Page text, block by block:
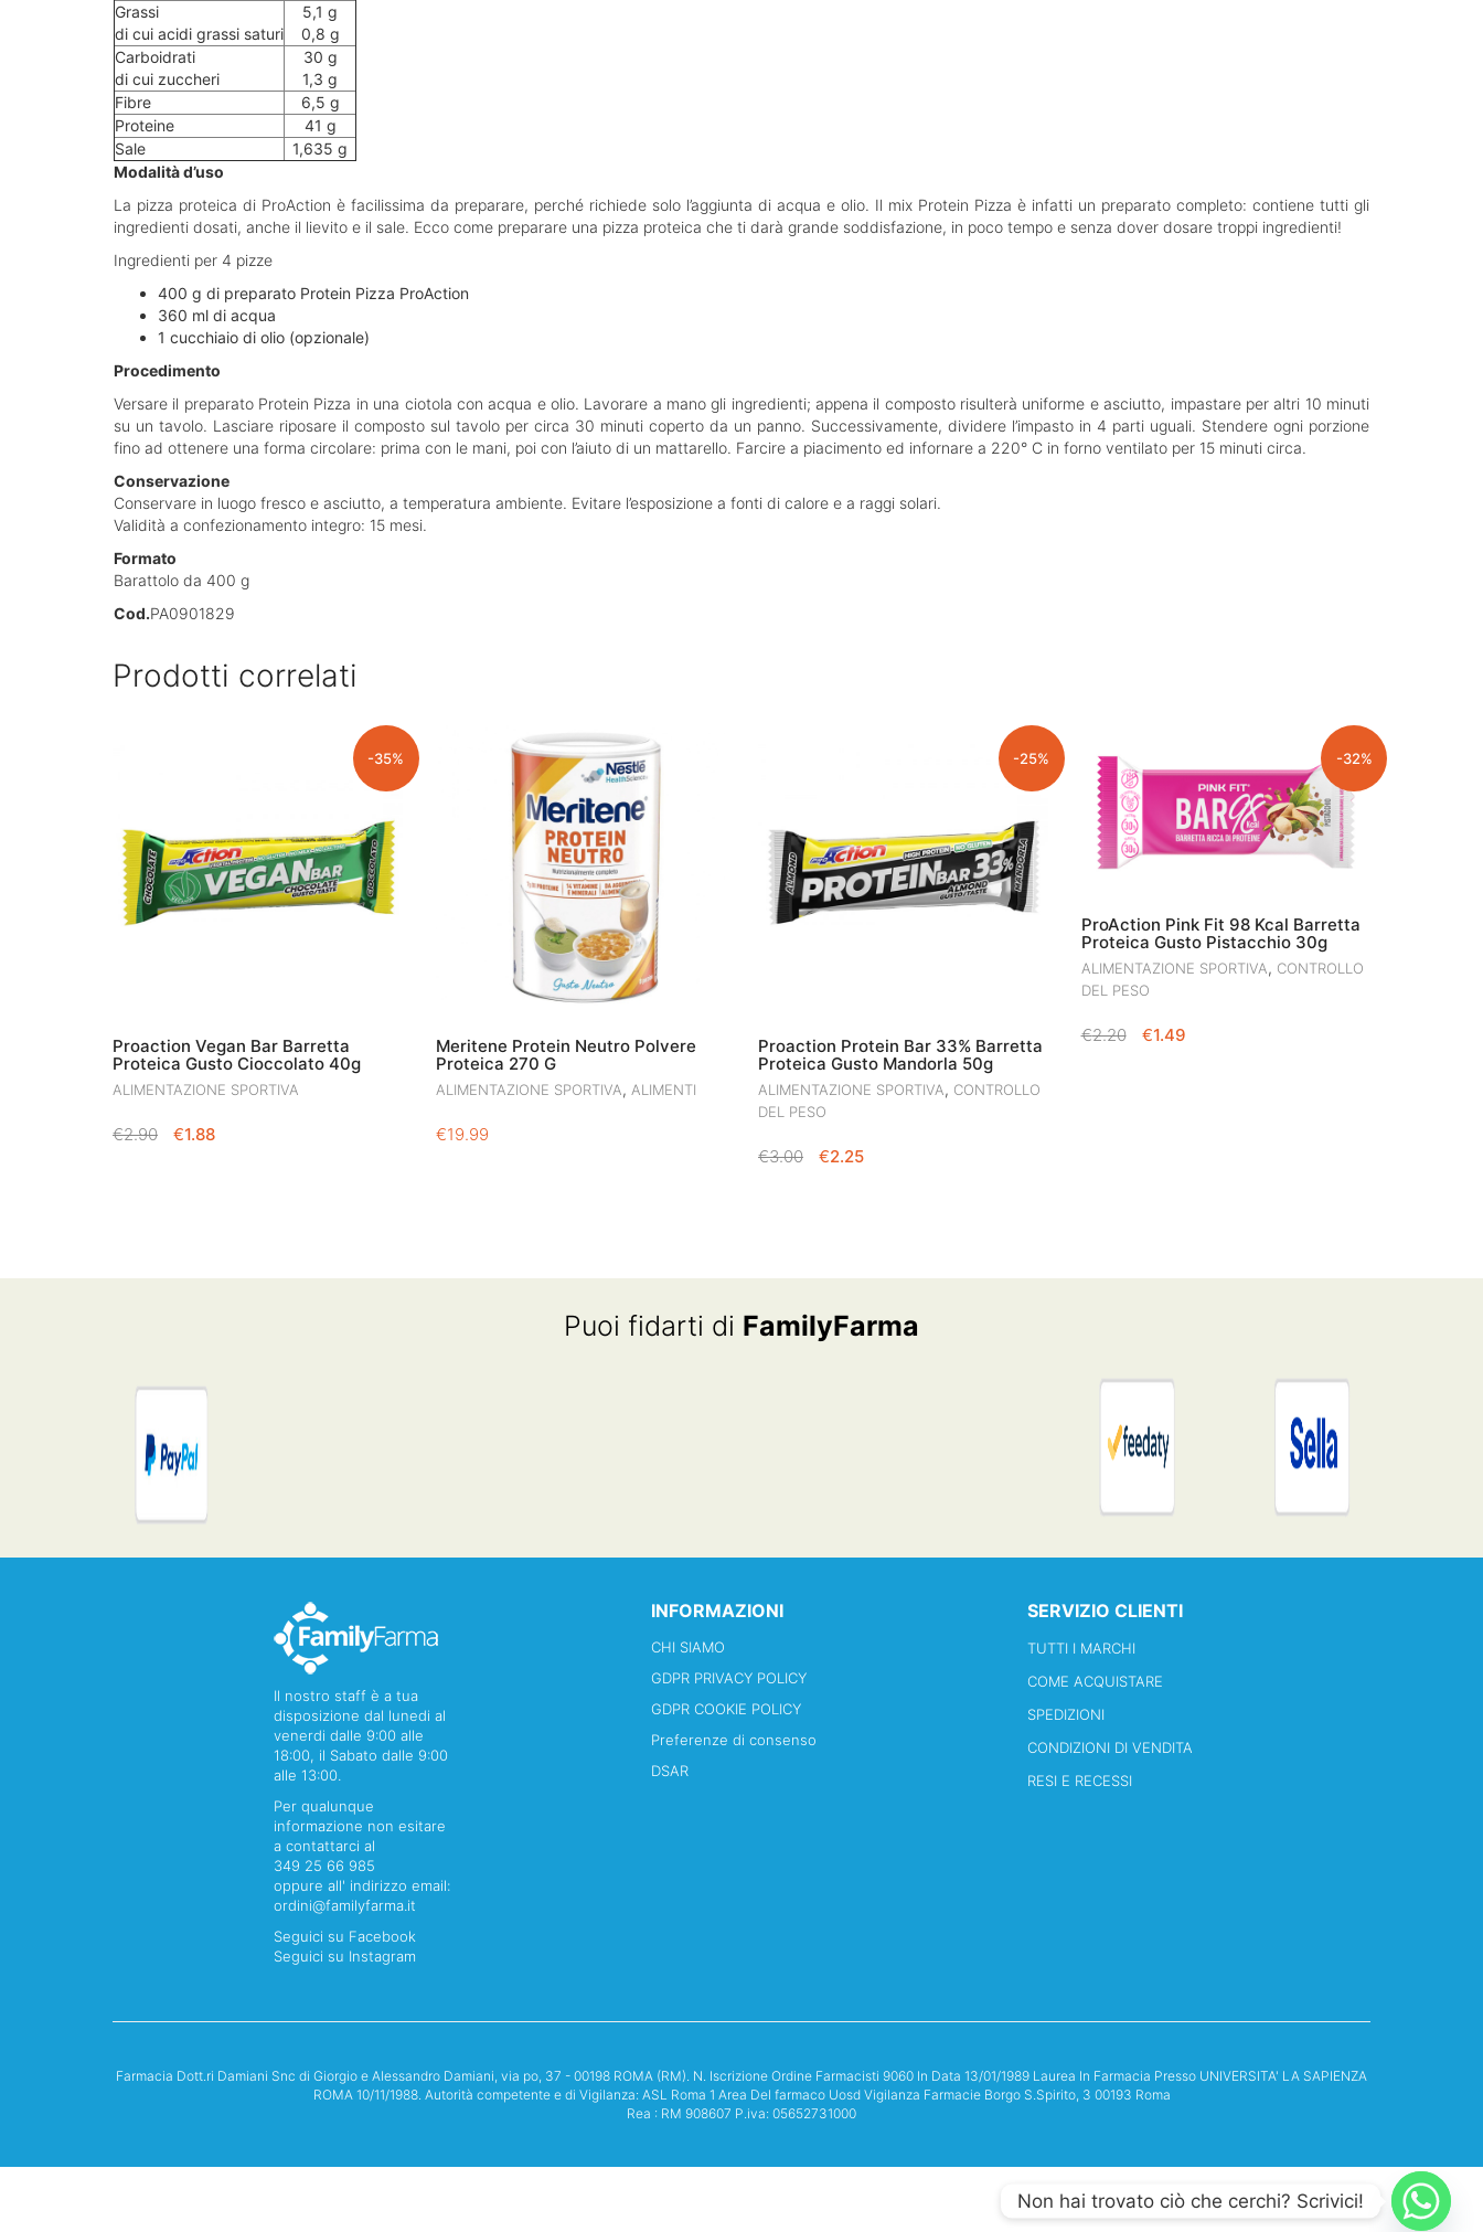
Grassi
di cui acidi grassi saturi
5,1 g
0,8 g
Carboidrati
di cui zuccheri
30 g
1,3 g
Fibre
6,5 g
Proteine
41 g
Sale
1,635 g
Modalità d’uso
La pizza proteica di ProAction è facilissima da preparare, perché richiede solo l’aggiunta di acqua e olio. Il mix Protein Pizza è infatti un preparato completo: contiene tutti gli
ingredienti dosati, anche il lievito e il sale. Ecco come preparare una pizza proteica che ti darà grande soddisfazione, in poco tempo e senza dover dosare troppi ingredienti!
Ingredienti per 4 pizze
400 g di preparato Protein Pizza ProAction
360 ml di acqua
1 cucchiaio di olio (opzionale)
Procedimento
Versare il preparato Protein Pizza in una ciotola con acqua e olio. Lavorare a mano gli ingredienti; appena il composto risulterà uniforme e asciutto, impastare per altri 10 minuti
su un tavolo. Lasciare riposare il composto sul tavolo per circa 30 minuti coperto da un panno. Successivamente, dividere l’impasto in 4 parti uguali. Stendere ogni porzione
fino ad ottenere una forma circolare: prima con le mani, poi con l’aiuto di un mattarello. Farcire a piacimento ed infornare a 220° C in forno ventilato per 15 minuti circa.
Conservazione
Conservare in luogo fresco e asciutto, a temperatura ambiente. Evitare l’esposizione a fonti di calore e a raggi solari.
Validità a confezionamento integro: 15 mesi.
Formato
Barattolo da 400 g
Cod.PA0901829
Prodotti correlati
-35%
Proaction Vegan Bar Barretta
Proteica Gusto Cioccolato 40g
ALIMENTAZIONE SPORTIVA
€2.90
IL
€1.88IL
Meritene Protein Neutro Polvere
Proteica 270 G
ALIMENTAZIONE SPORTIVA, ALIMENTI
€19.99
-25%
Proaction Protein Bar 33% Barretta
Proteica Gusto Mandorla 50g
ALIMENTAZIONE SPORTIVA, CONTROLLO
DEL PESO
€3.00
IL
€2.25IL
-32%
ProAction Pink Fit 98 Kcal Barretta
Proteica Gusto Pistacchio 30g
ALIMENTAZIONE SPORTIVA, CONTROLLO
DEL PESO
€2.20
IL
€1.49IL
Puoi fidarti di FamilyFarma
Il nostro staff è a tua
disposizione dal lunedi al
venerdi dalle 9:00 alle
18:00, il Sabato dalle 9:00
alle 13:00.
Per qualunque
informazione non esitare
a contattarci al
349 25 66 985
oppure all' indirizzo email:
ordini@familyfarma.it
Seguici su Facebook
Seguici su Instagram
INFORMAZIONI
CHI SIAMO
GDPR PRIVACY POLICY
GDPR COOKIE POLICY
Preferenze di consenso
DSAR
SERVIZIO CLIENTI
TUTTI I MARCHI
COME ACQUISTARE
SPEDIZIONI
CONDIZIONI DI VENDITA
RESI E RECESSI
Farmacia Dott.ri Damiani Snc di Giorgio e Alessandro Damiani, via po, 37 - 00198 ROMA (RM). N. Iscrizione Ordine Farmacisti 9060 In Data 13/01/1989 Laurea In Farmacia Presso UNIVERSITA' LA SAPIENZA
ROMA 10/11/1988. Autorità competente e di Vigilanza: ASL Roma 1 Area Del farmaco Uosd Vigilanza Farmacie Borgo S.Spirito, 3 00193 Roma
Rea : RM 908607 P.iva: 05652731000
Non hai trovato ciò che cerchi? Scrivici!